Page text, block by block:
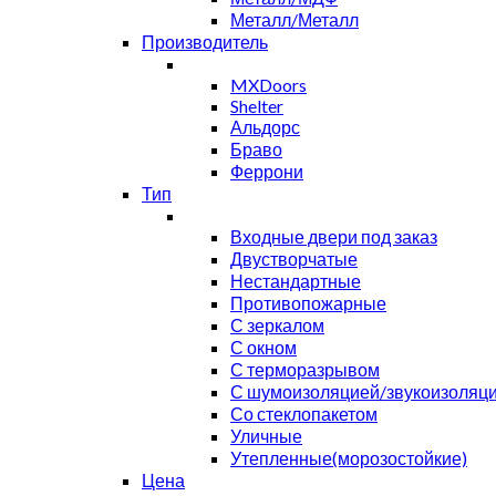
Металл/Металл
Производитель
MXDoors
Shelter
Альдорс
Браво
Феррони
Тип
Входные двери под заказ
Двустворчатые
Нестандартные
Противопожарные
С зеркалом
С окном
С терморазрывом
С шумоизоляцией/
Со стеклопакетом
Уличные
Утепленные(морозостойкие)
Цена